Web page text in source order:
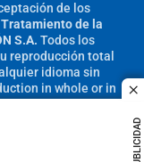
PUBLICIDAD
de los
de la
S.A. Todos los
reproducción total
idioma sin
in whole or in